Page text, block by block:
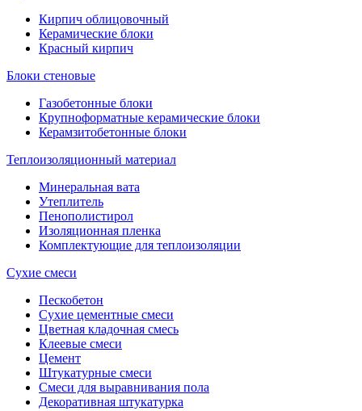
Кирпич облицовочный
Керамические блоки
Красный кирпич
Блоки стеновые
Газобетонные блоки
Крупноформатные керамические блоки
Керамзитобетонные блоки
Теплоизоляционный материал
Минеральная вата
Утеплитель
Пенополистирол
Изоляционная пленка
Комплектующие для теплоизоляции
Сухие смеси
Пескобетон
Сухие цементные смеси
Цветная кладочная смесь
Клеевые смеси
Цемент
Штукатурные смеси
Смеси для выравнивания пола
Декоративная штукатурка